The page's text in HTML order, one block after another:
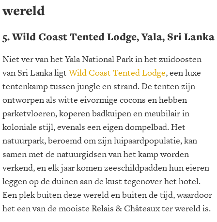
wereld
5. Wild Coast Tented Lodge, Yala, Sri Lanka
Niet ver van het Yala National Park in het zuidoosten
van Sri Lanka ligtWild Coast Tented Lodge, een luxe
tentenkamp tussen jungle en strand. De tenten zijn
ontworpen als witte eivormige cocons en hebben
parketvloeren, koperen badkuipen en meubilair in
koloniale stijl, evenals een eigen dompelbad. Het
natuurpark, beroemd om zijn luipaardpopulatie, kan
samen met de natuurgidsen van het kamp worden
verkend, en elk jaar komen zeeschildpadden hun eieren
leggen op de duinen aan de kust tegenover het hotel.
Een plek buiten deze wereld en buiten de tijd, waardoor
het een van de mooiste Relais & Châteaux ter wereld is.